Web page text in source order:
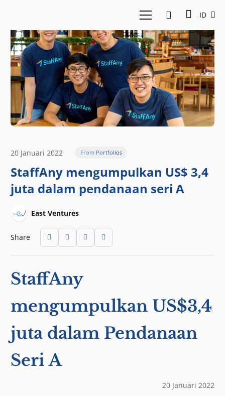
ID
20 Januari 2022 From Portfolios
StaffAny mengumpulkan US$ 3,4
juta dalam pendanaan seri A
East Ventures
Share
StaffAny
mengumpulkan US$3,4
juta dalam Pendanaan
Seri A
20 Januari 2022